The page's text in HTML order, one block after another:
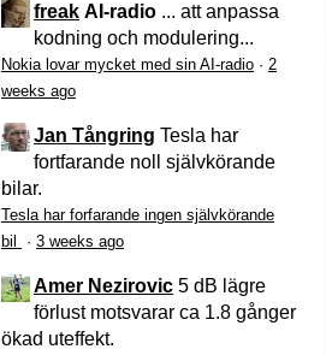
freak AI-radio ... att anpassa
kodning och modulering...
Nokia lovar mycket med sin AI-radio · 2
weeks ago
Jan Tångring Tesla har
fortfarande noll självkörande
bilar.
Tesla har forfarande ingen självkörande
bil
· 3 weeks ago
Amer Nezirovic 5 dB lägre
förlust motsvarar ca 1.8 gånger
ökad uteffekt.